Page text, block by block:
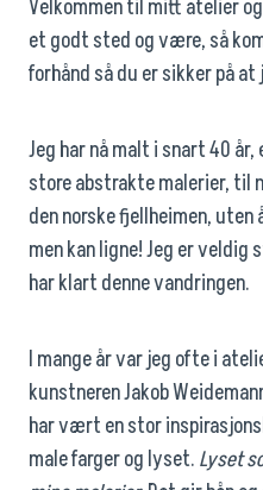
Velkommen til mitt atelier
et godt sted og være, så
forhånd så du er sikker på at
Jeg har nå malt i snart 40
store abstrakte malerier, til
den norske fjellheimen,
men kan ligne! Jeg er
har klart denne vandringen.
I mange år var jeg ofte i
kunstneren Jakob
har vært en stor
male farger og lyset. Lyset